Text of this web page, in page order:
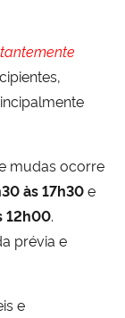
mudas ocorre
às 17h30e
12h00.
prévia e
e